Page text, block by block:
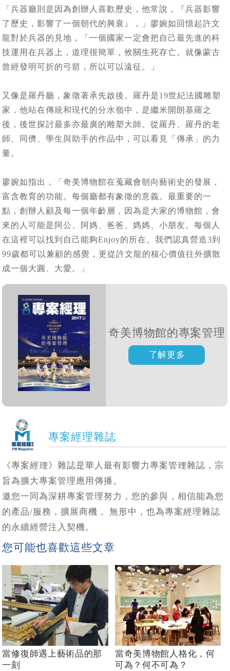
「兵器廳則是因為創辦人喜歡歷史，他常說，『兵器影響
了歷史，影響了一個朝代的興衰』，」廖婉如回憶起許文
龍對於兵器的見地，「一個國家一定會把自己最先進的科
技運用在兵器上，道理很簡單，攸關生死存亡。就像蒙古
曾經發明可折的弓箭，所以可以遠征。」
又像是羅丹廳，象徵著承先啟後。羅丹是19世紀法國雕塑
家，他站在傳統和現代的分水嶺中，是繼米開朗基羅之
後，後世探討最多亦最廣的雕塑大師。從羅丹、羅丹的老
師、同儕、學生與助手的作品中，可以看見「傳承」的力
量。
廖婉如指出，「奇美博物館在蒐藏會朝向藝術史的發展，
富含教育的功能。每個廳都有象徵的意義。最重要的一
點，創辦人顧及每一個年齡層，因為是大家的博物館，會
來的人可能是阿公、阿媽、爸爸、媽媽、小朋友。每個人
在這裡可以找到自己能夠Enjoy的所在。我們認真營造3到
99歲都可以兼顧的感覺，更從許文龍的核心價值往外擴散
成一個大圓、大愛。」
奇美博物館的專案管理
專案經理雜誌
《專案經理》雜誌是華人最有影響力專案管理雜誌，宗
旨為擴大專案管理應用傳播。
邀您一同為深耕專案管理努力，您的參與，相信能為您
的產品/服務，擴展商機， 無形中，也為專案經理雜誌
的永續經營注入契機。
您可能也喜歡這些文章
當修復師遇上藝術品的那
一刻
當奇美博物館人格化，何
可為？何不可為？